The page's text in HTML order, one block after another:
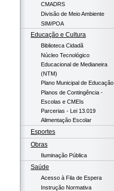
CMADRS
Divisão de Meio Ambiente
SIM/POA
Educação e Cultura
Biblioteca Cidadã
Núcleo Tecnológico
Educacional de Medianeira
(NTM)
Plano Municipal de Educação
Planos de Contingência -
Escolas e CMEIs
Parcerias - Lei 13.019
Alimentação Escolar
Esportes
Obras
Iluminação Pública
Saúde
Acesso à Fila de Espera
Instrução Normativa